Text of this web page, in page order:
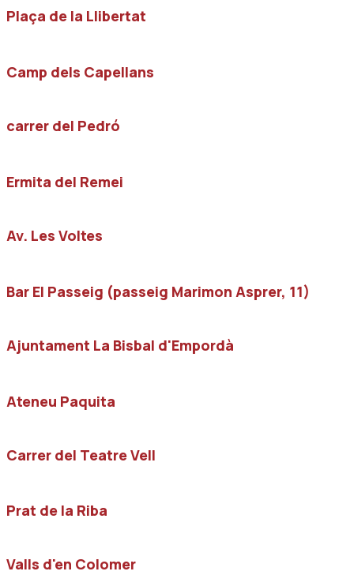
Plaça de la Llibertat
Camp dels Capellans
carrer del Pedró
Ermita del Remei
Av. Les Voltes
Bar El Passeig (passeig Marimon Asprer, 11)
Ajuntament La Bisbal d'Empordà
Ateneu Paquita
Carrer del Teatre Vell
Prat de la Riba
Valls d'en Colomer